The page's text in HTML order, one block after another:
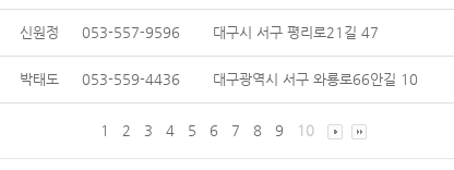
신원정 053-557-9596 대구시 서구 평리로21길 47
박태도 053-559-4436 대구광역시 서구 와룡로66안길 10
1 2 3 4 5 6 7 8 9 10